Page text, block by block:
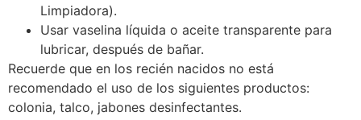
Limpiadora).
Usar vaselina líquida o aceite transparente para
lubricar, después de bañar.
Recuerde que en los recién nacidos no está
recomendado el uso de los siguientes productos:
colonia, talco, jabones desinfectantes.